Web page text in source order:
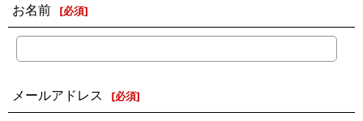
お名前 [必須]
メールアドレス [必須]